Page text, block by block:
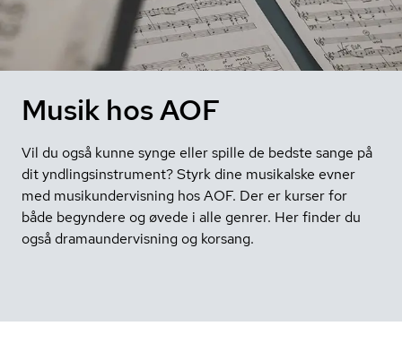
Musik hos AOF
Vil du også kunne synge eller spille de bedste sange på
dit yndlingsinstrument? Styrk dine musikalske evner
med musikundervisning hos AOF. Der er kurser for
både begyndere og øvede i alle genrer. Her finder du
også dramaundervisning og korsang.